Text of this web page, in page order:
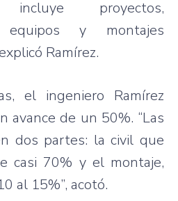
incluye proyectos,
equipos y montajes
Ramírez.
, el ingeniero Ramírez
avance de un 50%. “Las
dos partes: la civil que
casi 70% y el montaje,
al 15%”, acotó.